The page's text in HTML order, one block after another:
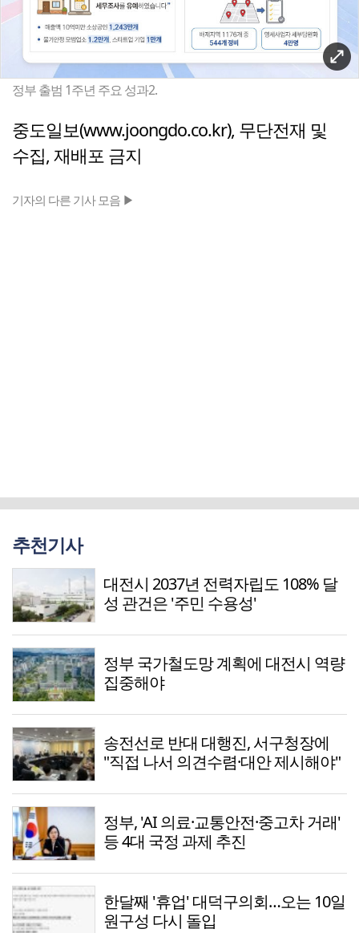
정부 출범 1주년 주요 성과2.
중도일보(www.joongdo.co.kr), 무단전재 및
수집, 재배포 금지
기자의 다른 기사 모음 ▶
추천기사
대전시 2037년 전력자립도 108% 달
성 관건은 '주민 수용성'
정부 국가철도망 계획에 대전시 역량
집중해야
송전선로 반대 대행진, 서구청장에
"직접 나서 의견수렴·대안 제시해야"
정부, 'AI 의료·교통안전·중고차 거래'
등 4대 국정 과제 추진
한달째 '휴업' 대덕구의회…오는 10일
원구성 다시 돌입